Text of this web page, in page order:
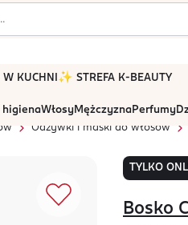
W KUCHNI ✨ STREFA K-BEAUTY
higienaWłosyMężczyznaPerfumy
Odżywki i maski do włosów
TYLKO
Bosko